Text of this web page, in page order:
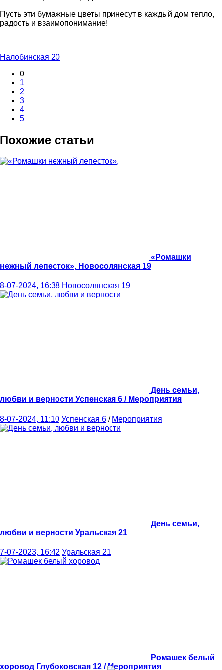
Пусть эти бумажные цветы принесут в каждый дом тепло,
радость и взаимопонимание!
Налобинская 20
0
1
2
3
4
5
Похожие статьи
«Ромашки
нежный лепесток», Новосолянская 19
8-07-2024, 16:38 Новосолянская 19
День семьи,
любви и верности Успенская 6 / Мероприятия
8-07-2024, 11:10 Успенская 6 / Мероприятия
День семьи,
любви и верности Уральская 21
7-07-2023, 16:42 Уральская 21
Ромашек белый
хоровод Глубоковская 12 / Мероприятия